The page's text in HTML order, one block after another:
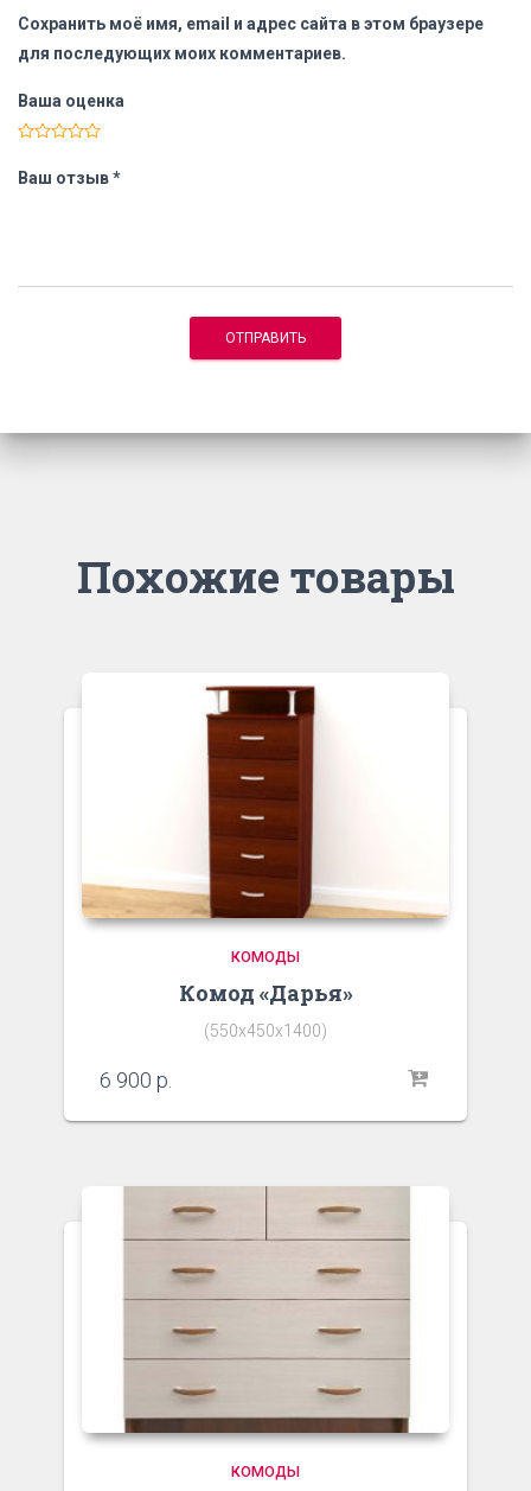
Сохранить моё имя, email и адрес сайта в этом браузере
для последующих моих комментариев.
Ваша оценка
Ваш отзыв*
Похожие товары
КОМОДЫ
Комод «Дарья»
(550х450х1400)
6 900 р.
КОМОДЫ